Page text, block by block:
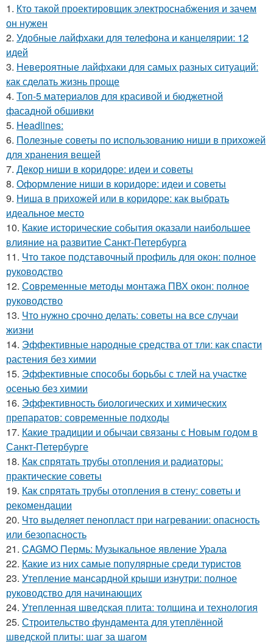
1. Кто такой проектировщик электроснабжения и зачем
он нужен
2. Удобные лайфхаки для телефона и канцелярии: 12
идей
3. Невероятные лайфхаки для самых разных ситуаций:
как сделать жизнь проще
4. Топ-5 материалов для красивой и бюджетной
фасадной обшивки
5. Headlines:
6. Полезные советы по использованию ниши в прихожей
для хранения вещей
7. Декор ниши в коридоре: идеи и советы
8. Оформление ниши в коридоре: идеи и советы
9. Ниша в прихожей или в коридоре: как выбрать
идеальное место
10. Какие исторические события оказали наибольшее
влияние на развитие Санкт-Петербурга
11. Что такое подставочный профиль для окон: полное
руководство
12. Современные методы монтажа ПВХ окон: полное
руководство
13. Что нужно срочно делать: советы на все случаи
жизни
14. Эффективные народные средства от тли: как спасти
растения без химии
15. Эффективные способы борьбы с тлей на участке
осенью без химии
16. Эффективность биологических и химических
препаратов: современные подходы
17. Какие традиции и обычаи связаны с Новым годом в
Санкт-Петербурге
18. Как спрятать трубы отопления и радиаторы:
практические советы
19. Как спрятать трубы отопления в стену: советы и
рекомендации
20. Что выделяет пенопласт при нагревании: опасность
или безопасность
21. CAGMO Пермь: Музыкальное явление Урала
22. Какие из них самые популярные среди туристов
23. Утепление мансардной крыши изнутри: полное
руководство для начинающих
24. Утепленная шведская плита: толщина и технология
25. Строительство фундамента для утеплённой
шведской плиты: шаг за шагом